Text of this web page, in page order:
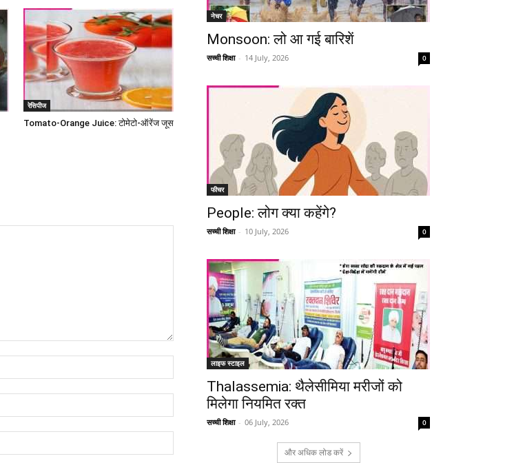
रेसिपीज
Tomato-Orange Juice: टोमेटो-ऑरेंज जूस
नेचर
Monsoon: लो आ गई बारिशें
सच्ची शिक्षा - 14 July, 2026 0
फीचर
People: लोग क्या कहेंगे?
सच्ची शिक्षा - 10 July, 2026 0
लाइफ स्टाइल
Thalassemia: थैलेसीमिया मरीजों को
मिलेगा नियमित रक्त
सच्ची शिक्षा - 06 July, 2026 0
और अधिक लोड करें